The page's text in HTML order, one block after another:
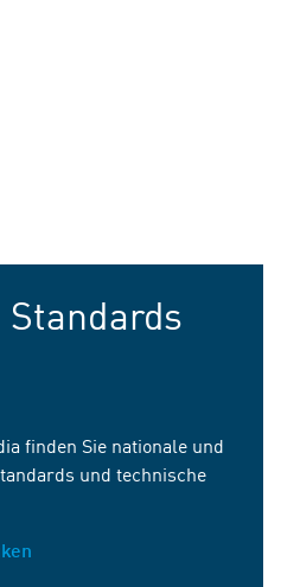
finden Sie nationale und
und technische